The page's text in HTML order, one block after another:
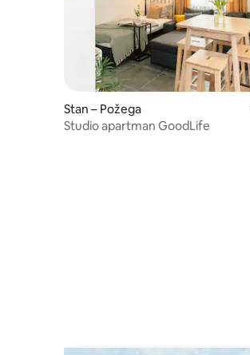
Stan – Požega
Studio apartman GoodLife